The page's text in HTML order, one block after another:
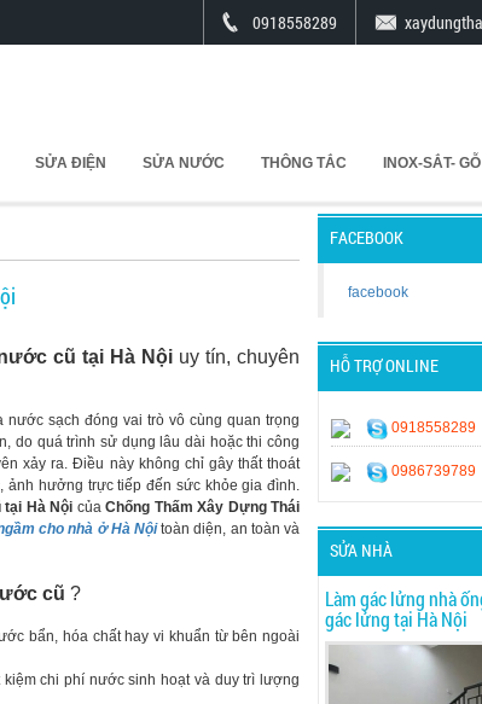
0918558289
SỬA ĐIỆN SỬA NƯỚC THÔNG TẮC INOX-SẮT- GỖ
cũ tại Hà Nội uy tín, chuyên
sạch đóng vai trò vô cùng quan trọng
do quá trình sử dụng lâu dài hoặc thi công
xảy ra. Điều này không chỉ gây thất thoát
hưởng trực tiếp đến sức khỏe gia đình.
Hà Nội của Chống Thấm Xây Dựng Thái
cho nhà ở Hà Nộitoàn diện, an toàn và
cũ ?
bẩn, hóa chất hay vi khuẩn từ bên ngoài
chi phí nước sinh hoạt và duy trì lượng
FACEBOOK
facebook
HỖ TRỢ ONLINE
0918558289
0986739789
SỬA NHÀ
Làm gác lửng nhà
gác lửng tại Hà Nội